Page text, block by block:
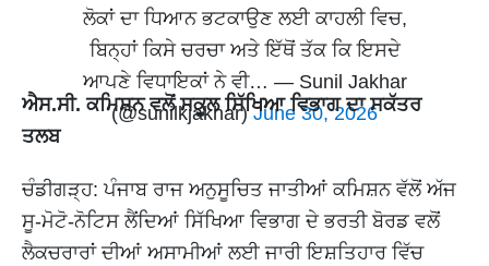
ਲੋਕਾਂ ਦਾ ਧਿਆਨ ਭਟਕਾਉਣ ਲਈ ਕਾਹਲੀ ਵਿਚ,
ਬਿਨ੍ਹਾਂ ਕਿਸੇ ਚਰਚਾ ਅਤੇ ਇੱਥੋਂ ਤੱਕ ਕਿ ਇਸਦੇ
ਆਪਣੇ ਵਿਧਾਇਕਾਂ ਨੇ ਵੀ… — Sunil Jakhar
(@sunilkjakhar)June 30, 2026
ਐਸ.ਸੀ. ਕਮਿਸ਼ਨ ਵਲੋਂ ਸਕੂਲ ਸਿੱਖਿਆ ਵਿਭਾਗ ਦਾ ਸਕੱਤਰ
ਤਲਬ
ਚੰਡੀਗੜ੍ਹ: ਪੰਜਾਬ ਰਾਜ ਅਨੁਸੂਚਿਤ ਜਾਤੀਆਂ ਕਮਿਸ਼ਨ ਵੱਲੋਂ ਅੱਜ
ਸੂ-ਮੋਟੋ-ਨੋਟਿਸ ਲੈਂਦਿਆਂ ਸਿੱਖਿਆ ਵਿਭਾਗ ਦੇ ਭਰਤੀ ਬੋਰਡ ਵਲੋਂ
ਲੈਕਚਰਾਰਾਂ ਦੀਆਂ ਅਸਾਮੀਆਂ ਲਈ ਜਾਰੀ ਇਸ਼ਤਿਹਾਰ ਵਿੱਚ